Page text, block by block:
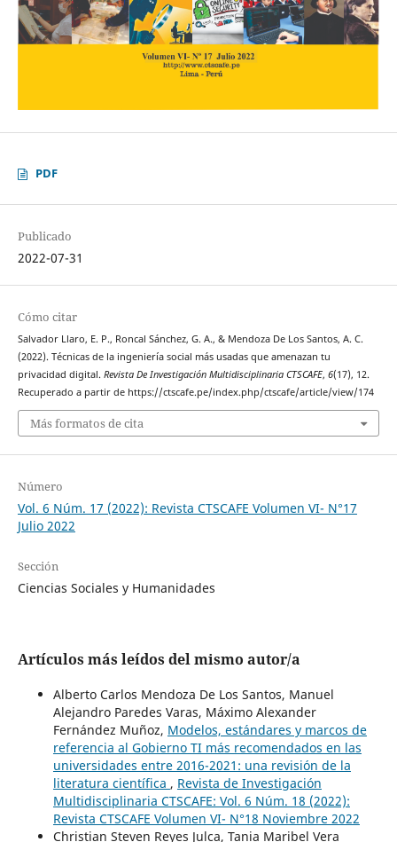
PDF
Publicado
2022-07-31
Cómo citar
Salvador Llaro, E. P., Roncal Sánchez, G. A., & Mendoza De Los Santos, A. C.
(2022). Técnicas de la ingeniería social más usadas que amenazan tu
privacidad digital. Revista De Investigación Multidisciplinaria CTSCAFE, 6(17), 12.
Recuperado a partir de https://ctscafe.pe/index.php/ctscafe/article/view/174
Más formatos de cita
Número
Vol. 6 Núm. 17 (2022): Revista CTSCAFE Volumen VI- N°17
Julio 2022
Sección
Ciencias Sociales y Humanidades
Artículos más leídos del mismo autor/a
Alberto Carlos Mendoza De Los Santos, Manuel
Alejandro Paredes Varas, Máximo Alexander
Fernández Muñoz, Modelos, estándares y marcos de
referencia al Gobierno TI más recomendados en las
universidades entre 2016-2021: una revisión de la
literatura científica , Revista de Investigación
Multidisciplinaria CTSCAFE: Vol. 6 Núm. 18 (2022):
Revista CTSCAFE Volumen VI- N°18 Noviembre 2022
Christian Steven Reyes Julca, Tania Maribel Vera